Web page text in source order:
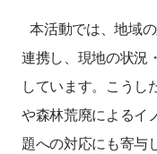
本活動では、地域
連携し、現地の状況
しています。こうし
や森林荒廃によるイ
題への対応にも寄与